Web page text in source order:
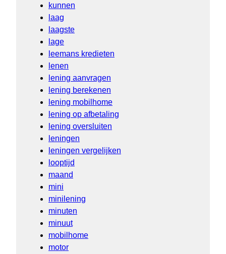
kunnen
laag
laagste
lage
leemans kredieten
lenen
lening aanvragen
lening berekenen
lening mobilhome
lening op afbetaling
lening oversluiten
leningen
leningen vergelijken
looptijd
maand
mini
minilening
minuten
minuut
mobilhome
motor